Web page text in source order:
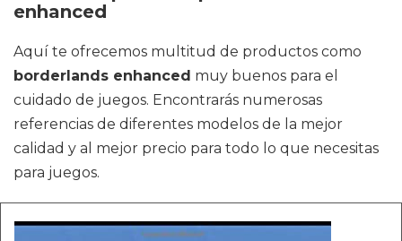
enhanced
Aquí te ofrecemos multitud de productos como
borderlands enhanced muy buenos para el
cuidado de juegos. Encontrarás numerosas
referencias de diferentes modelos de la mejor
calidad y al mejor precio para todo lo que necesitas
para juegos.